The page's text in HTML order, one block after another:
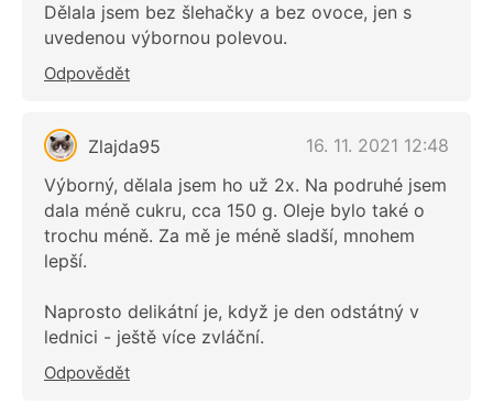
Dělala jsem bez šlehačky a bez ovoce, jen s
uvedenou výbornou polevou.
Odpovědět
Zlajda95
16. 11. 2021 12:48
Výborný, dělala jsem ho už 2x. Na podruhé jsem
dala méně cukru, cca 150 g. Oleje bylo také o
trochu méně. Za mě je méně sladší, mnohem
lepší.
Naprosto delikátní je, když je den odstátný v
lednici - ještě více zvláční.
Odpovědět